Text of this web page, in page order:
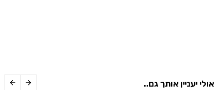
אולי יעניין אותך גם..